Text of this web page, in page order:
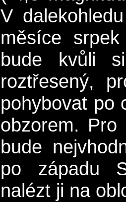
V
měsíce
bude kvůli
roztřesený,
pohybovat po
obzorem. Pro
bude
po západu
nalézt ji na